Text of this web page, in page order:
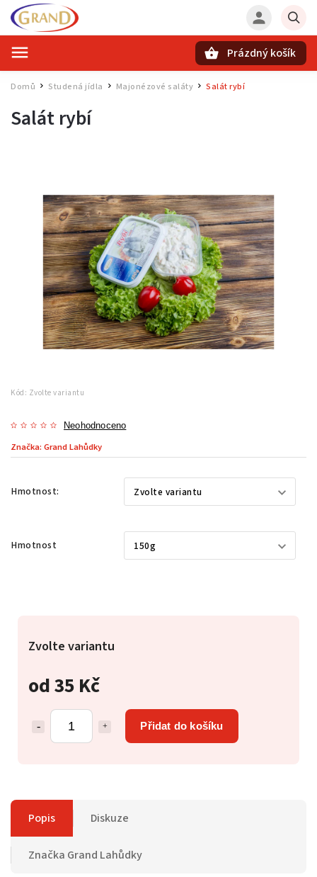
Prázdný košík
Domů / Studená jídla Majonézové saláty / Salát rybí
Salát rybí
Kód: Zvolte variantu
Neohodnoceno
Značka: Grand Lahůdky
Hmotnost:
Hmotnost
od35 Kč
Přidat do košíku
Zvolte variantu
Popis Diskuze
Značka Grand Lahůdky